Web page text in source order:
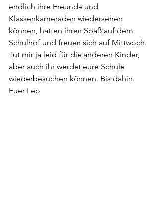
endlich ihre Freunde und
Klassenkameraden wiedersehen
können, hatten ihren Spaß auf dem
Schulhof und freuen sich auf Mittwoch.
Tut mir ja leid für die anderen Kinder,
aber auch ihr werdet eure Schule
wiederbesuchen können. Bis dahin.
Euer Leo